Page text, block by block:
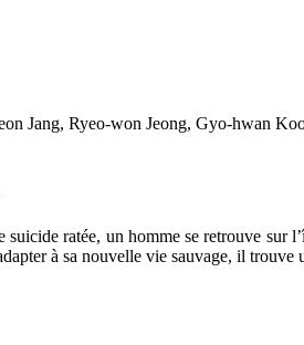
Jang, Ryeo-won Jeong, Gyo-hwan
suicide ratée, un homme se retrouve sur
à sa nouvelle vie sauvage, il